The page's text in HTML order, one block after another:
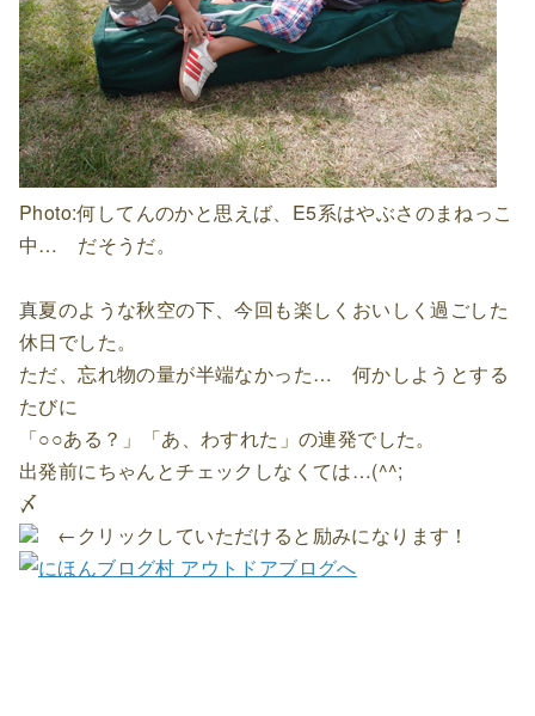
Photo:何してんのかと思えば、E5系はやぶさのまねっこ
中… だそうだ。
真夏のような秋空の下、今回も楽しくおいしく過ごした
休日でした。
ただ、忘れ物の量が半端なかった… 何かしようとする
たびに
「○○ある？」「あ、わすれた」の連発でした。
出発前にちゃんとチェックしなくては…(^^;
〆
←クリックしていただけると励みになります！